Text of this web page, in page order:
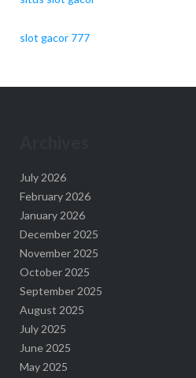
slot gacor 777
July 2026
February 2026
January 2026
December 2025
November 2025
October 2025
September 2025
August 2025
July 2025
June 2025
May 2025